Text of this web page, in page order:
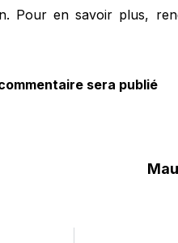
Pour en savoir plus,
sera publié